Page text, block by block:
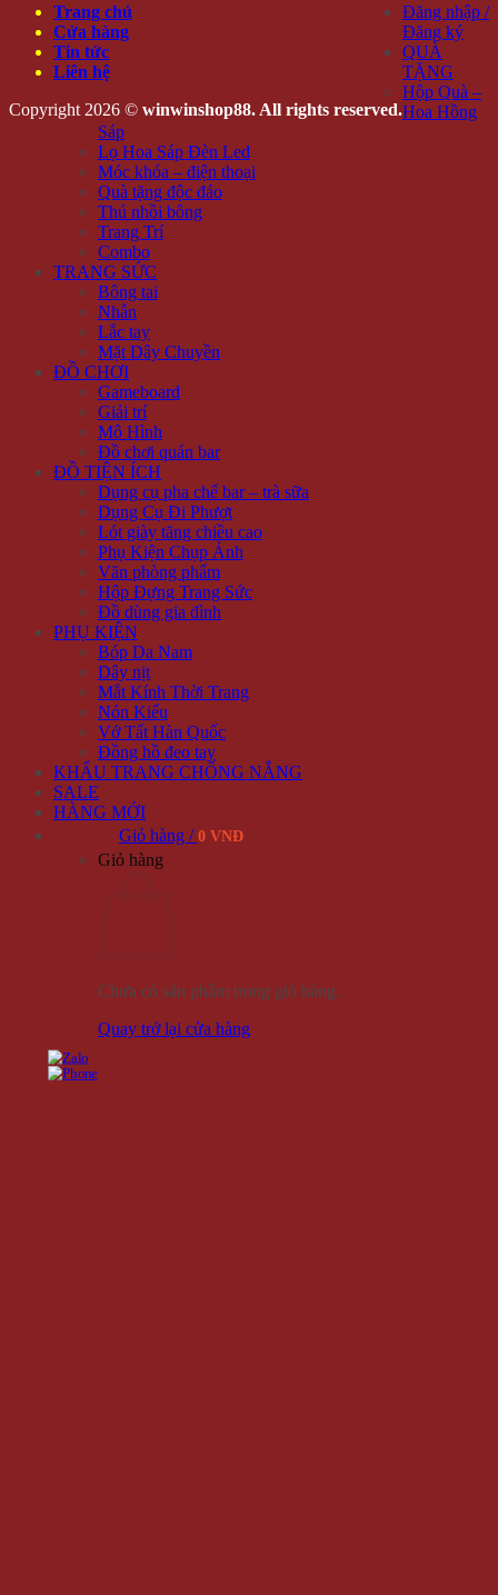
Trang chủ
Cửa hàng
Tin tức
Liên hệ
Copyright 2026 © winwinshop88. All rights reserved.
Đăng nhập /
Đăng ký
QUÀ
TẶNG
Hộp Quà –
Hoa Hồng
Sáp
Lọ Hoa Sáp Đèn Led
Móc khóa – điện thoại
Quà tặng độc đáo
Thú nhồi bông
Trang Trí
Combo
TRANG SỨC
Bông tai
Nhẫn
Lắc tay
Mặt Dây Chuyền
ĐỒ CHƠI
Gameboard
Giải trí
Mô Hình
Đồ chơi quán bar
ĐỒ TIỆN ÍCH
Dụng cụ pha chế bar – trà sữa
Dụng Cụ Đi Phượt
Lót giày tăng chiều cao
Phụ Kiện Chụp Ảnh
Văn phòng phẩm
Hộp Đựng Trang Sức
Đồ dùng gia đình
PHỤ KIỆN
Bóp Da Nam
Dây nịt
Mắt Kính Thời Trang
Nón Kiểu
Vớ Tất Hàn Quốc
Đồng hồ đeo tay
KHẨU TRANG CHỐNG NẮNG
SALE
HÀNG MỚI
Giỏ hàng / 0 VNĐ
Giỏ hàng
Chưa có sản phẩm trong giỏ hàng.
Quay trở lại cửa hàng